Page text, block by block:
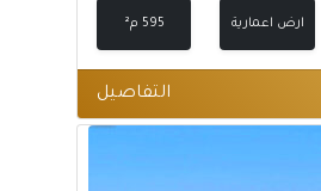
ارض اعمارية 595 م²
التفاصيل